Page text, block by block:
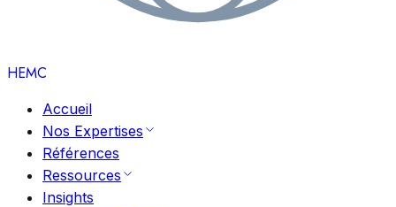
HEMC
Accueil
Nos Expertises
Références
Ressources
Insights